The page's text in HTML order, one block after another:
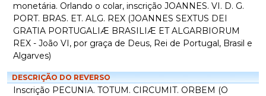
monetária. Orlando o colar, inscrição JOANNES. VI. D. G.
PORT. BRAS. ET. ALG. REX (JOANNES SEXTUS DEI
GRATIA PORTUGALIÆ BRASILIÆ ET ALGARBIORUM
REX - João VI, por graça de Deus, Rei de Portugal, Brasil e
Algarves)
DESCRIÇÃO DO REVERSO
Inscrição PECUNIA. TOTUM. CIRCUMIT. ORBEM (O